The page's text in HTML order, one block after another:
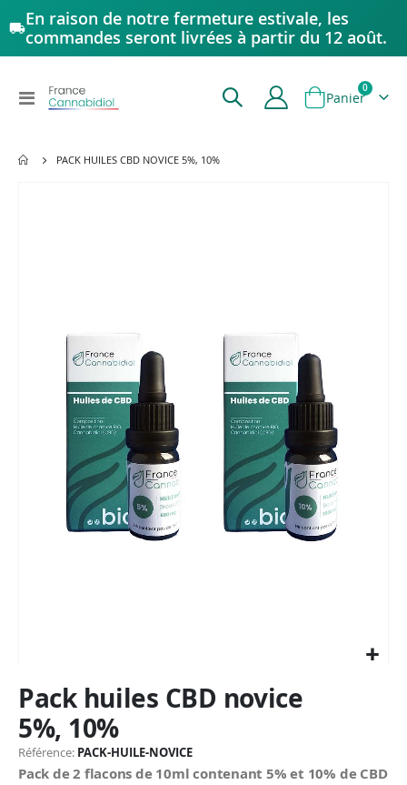
En raison de notre fermeture estivale, les
commandes seront livrées à partir du 12 août.
Affichage
navigation
Panier
0articles
PACK HUILES CBD NOVICE 5%, 10%
au
début
de
la
Galerie
Pack huiles CBD novice
5%, 10%
Référence PACK-HUILE-NOVICE
Pack de 2 flacons de 10ml contenant 5% et 10% de CBD